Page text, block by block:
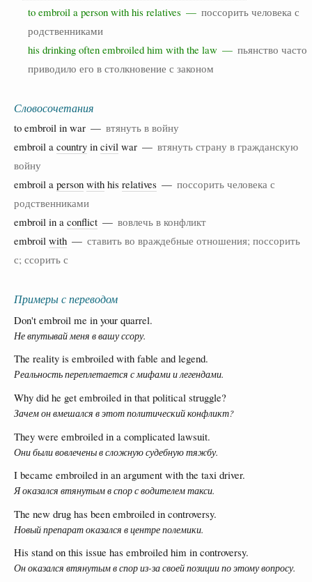
to embroil a person with his relatives — поссорить человека с
родственниками
his drinking often embroiled him with the law — пьянство часто
приводило его в столкновение с законом
Словосочетания
to embroil in war — втянуть в войну
embroil a country in civil war — втянуть страну в гражданскую
войну
embroil a person with his relatives — поссорить человека с
родственниками
embroil in a conflict — вовлечь в конфликт
embroil with — ставить во враждебные отношения; поссорить
с; ссорить с
Примеры с переводом
Don't embroil me in your quarrel.
Не впутывай меня в вашу ссору.
The reality is embroiled with fable and legend.
Реальность переплетается с мифами и легендами.
Why did he get embroiled in that political struggle?
Зачем он вмешался в этот политический конфликт?
They were embroiled in a complicated lawsuit.
Они были вовлечены в сложную судебную тяжбу.
I became embroiled in an argument with the taxi driver.
Я оказался втянутым в спор с водителем такси.
The new drug has been embroiled in controversy.
Новый препарат оказался в центре полемики.
His stand on this issue has embroiled him in controversy.
Он оказался втянутым в спор из-за своей позиции по этому вопросу.